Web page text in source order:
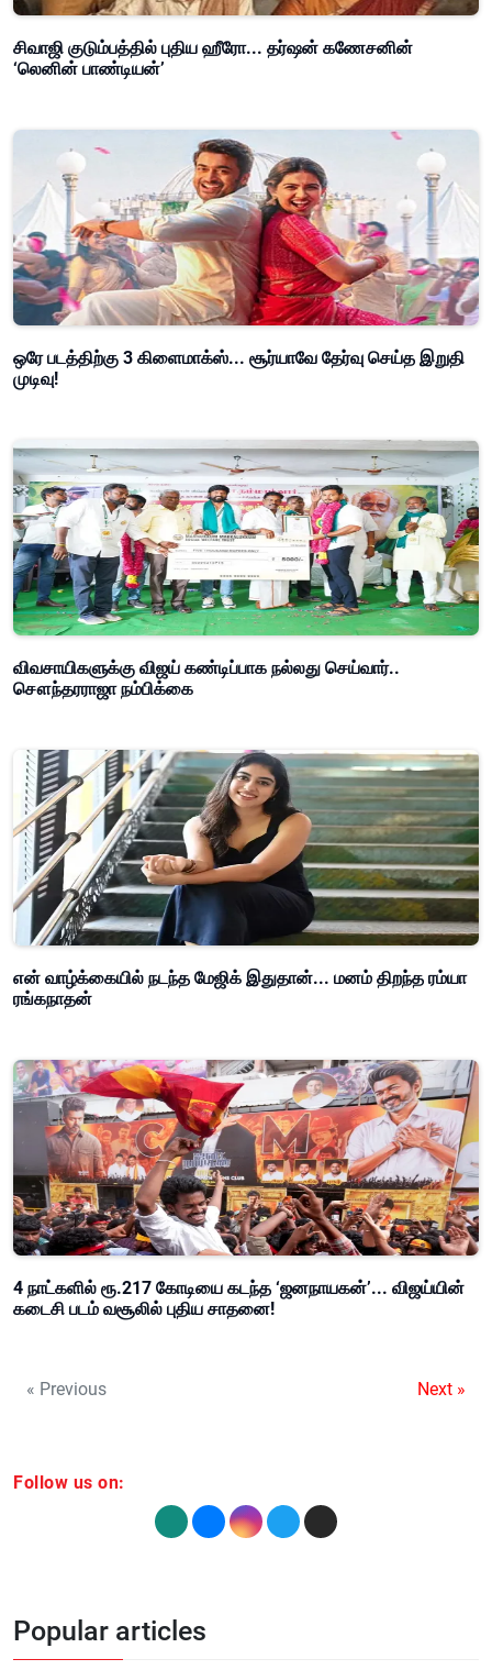
சிவாஜி குடும்பத்தில் புதிய ஹீரோ... தர்ஷன் கணேசனின்
‘லெனின் பாண்டியன்’
ஒரே படத்திற்கு 3 கிளைமாக்ஸ்... சூர்யாவே தேர்வு செய்த இறுதி
முடிவு!
விவசாயிகளுக்கு விஜய் கண்டிப்பாக நல்லது செய்வார்..
சௌந்தரராஜா நம்பிக்கை
என் வாழ்க்கையில் நடந்த மேஜிக் இதுதான்... மனம் திறந்த ரம்யா
ரங்கநாதன்
4 நாட்களில் ரூ.217 கோடியை கடந்த ‘ஜனநாயகன்’... விஜய்யின்
கடைசி படம் வசூலில் புதிய சாதனை!
« Previous Next »
Follow us on:
Popular articles